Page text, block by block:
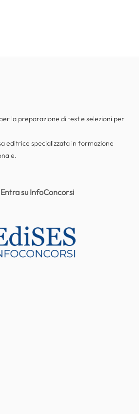
la preparazione di test e selezioni per
editrice specializzata in formazione
su InfoConcorsi